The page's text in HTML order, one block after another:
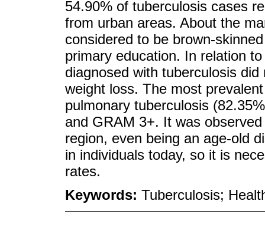
54.90% of tuberculosis cases
from urban areas. About the
considered to be brown-
primary education. In relation
diagnosed with tuberculosis
weight loss. The most
pulmonary tuberculosis
and GRAM 3+. It was
region, even being an age-old
in individuals today, so it is
rates.
Keywords: Tuberculosis;